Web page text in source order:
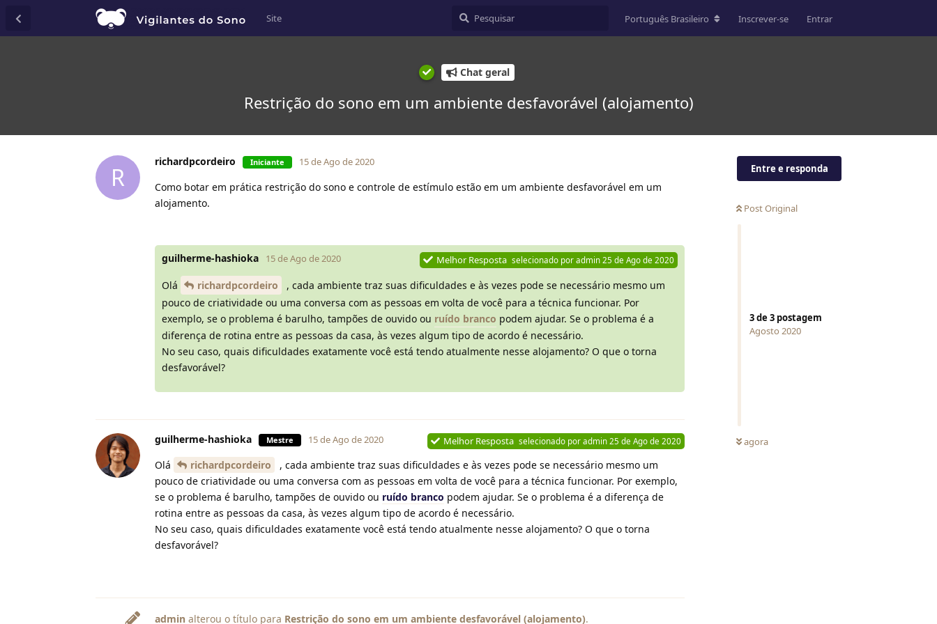
Site Português Brasileiro Inscrever-se Entrar
Chat geral
Restrição do sono em um ambiente desfavorável (alojamento)
Entre e responda
Post Original
3de 3 postagem
Agosto 2020
agora
R
richardpcordeiro Iniciante 15 de Ago de 2020
Como botar em prática restrição do sono e controle de estímulo estão em um ambiente desfavorável em um
alojamento.
guilherme-hashioka 15 de Ago de 2020 Melhor Resposta selecionado poradmin25 de Ago de 2020
Olá richardpcordeiro
, cada ambiente traz suas dificuldades e às vezes pode se necessário mesmo um
pouco de criatividade ou uma conversa com as pessoas em volta de você para a técnica funcionar. Por
exemplo, se o problema é barulho, tampões de ouvido ou ruído branco podem ajudar. Se o problema é a
diferença de rotina entre as pessoas da casa, às vezes algum tipo de acordo é necessário.
No seu caso, quais dificuldades exatamente você está tendo atualmente nesse alojamento? O que o torna
desfavorável?
guilherme-hashioka Mestre 15 de Ago de 2020 Melhor Resposta selecionado poradmin25 de Ago de 2020
Olá richardpcordeiro
, cada ambiente traz suas dificuldades e às vezes pode se necessário mesmo um
pouco de criatividade ou uma conversa com as pessoas em volta de você para a técnica funcionar. Por exemplo,
se o problema é barulho, tampões de ouvido ou ruído branco podem ajudar. Se o problema é a diferença de
rotina entre as pessoas da casa, às vezes algum tipo de acordo é necessário.
No seu caso, quais dificuldades exatamente você está tendo atualmente nesse alojamento? O que o torna
desfavorável?
admin alterou o título para Restrição do sono em um ambiente desfavorável (alojamento).